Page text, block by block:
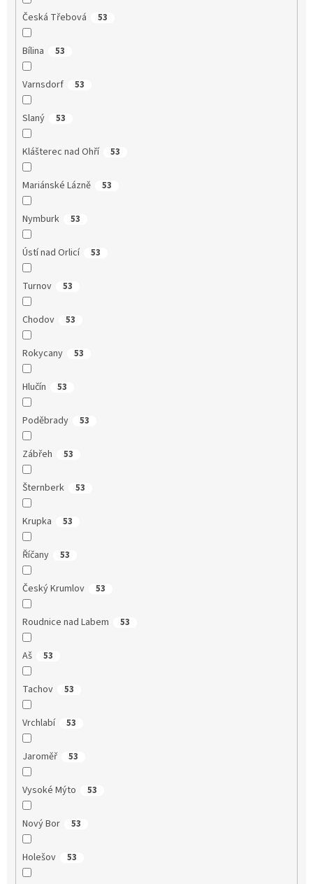
Česká Třebová 53
Bílina 53
Varnsdorf 53
Slaný 53
Klášterec nad Ohří 53
Mariánské Lázně 53
Nymburk 53
Ústí nad Orlicí 53
Turnov 53
Chodov 53
Rokycany 53
Hlučín 53
Poděbrady 53
Zábřeh 53
Šternberk 53
Krupka 53
Říčany 53
Český Krumlov 53
Roudnice nad Labem 53
Aš 53
Tachov 53
Vrchlabí 53
Jaroměř 53
Vysoké Mýto 53
Nový Bor 53
Holešov 53